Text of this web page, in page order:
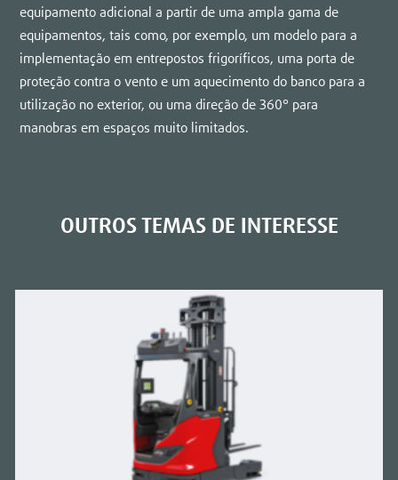
equipamento adicional a partir de uma ampla gama de
equipamentos, tais como, por exemplo, um modelo para a
implementação em entrepostos frigoríficos, uma porta de
proteção contra o vento e um aquecimento do banco para a
utilização no exterior, ou uma direção de 360° para
manobras em espaços muito limitados.
OUTROS TEMAS DE INTERESSE